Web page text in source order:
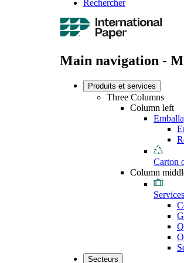
Rechercher
Main navigation -
Produits et services
Three Columns
Column left
Carton
Column
Secteurs